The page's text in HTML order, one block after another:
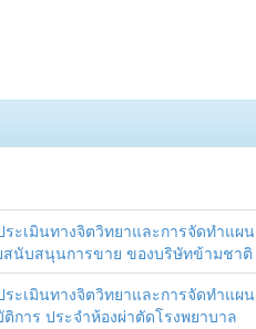
ะเมินทางจิตวิทยาและการจัดทำแผน
นับสนุนการขาย ของบริษัทข้ามชาติ
ะเมินทางจิตวิทยาและการจัดทำแผน
าร ประจำห้องผ่าตัดโรงพยาบาล